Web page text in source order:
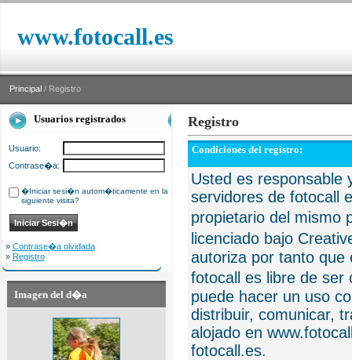
www.fotocall.es
Principal / Registro
Usuarios registrados
Usuario:
Contrase�a:
�Iniciar sesi�n autom�ticamente en la
siguiente visita?
» Contrase�a olvidada
» Registro
Imagen del d�a
Registro
Condiciones del registro:
Usted es responsable
servidores de fotocall
propietario del mismo
licenciado bajo
autoriza por tanto que
fotocall es libre de
puede hacer un uso
distribuir, comunicar,
alojado en
fotocall.es.